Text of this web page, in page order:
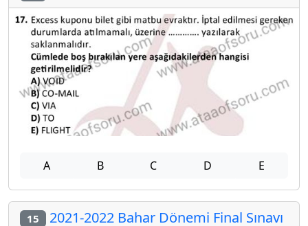
A B C D E
15 2021-2022 Bahar Dönemi Final Sınavı